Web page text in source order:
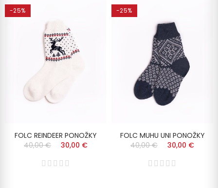
-25%
FOLC REINDEER PONOŽKY
40,00 €
30,00 €
-25%
FOLC MUHU UNI PONOŽKY
40,00 €
30,00 €